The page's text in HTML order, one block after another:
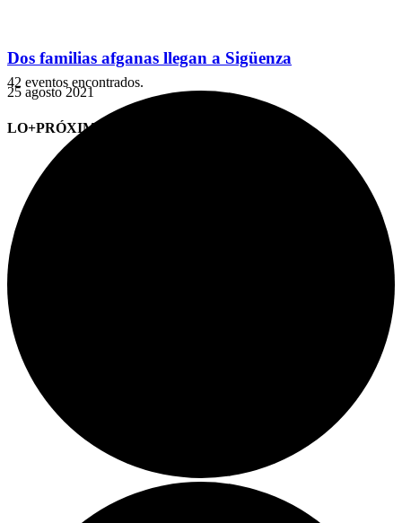
Dos familias afganas llegan a Sigüenza
25 agosto 2021
LO+PRÓXIMO (CITAS)
42 eventos encontrados.